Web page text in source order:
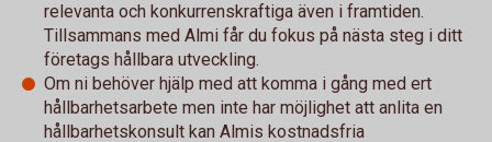
relevanta och konkurrenskraftiga även i framtiden.
Tillsammans med Almi får du fokus på nästa steg i ditt
företags hållbara utveckling.
Om ni behöver hjälp med att komma i gång med ert
hållbarhetsarbete men inte har möjlighet att anlita en
hållbarhetskonsult kan Almis kostnadsfria